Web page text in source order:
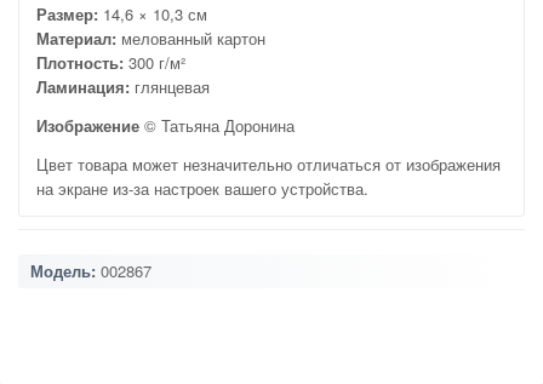
Размер: 14,6 × 10,3 см
Материал: мелованный картон
Плотность: 300 г/м²
Ламинация: глянцевая
Изображение © Татьяна Доронина
Цвет товара может незначительно отличаться от изображения
на экране из-за настроек вашего устройства.
Модель: 002867